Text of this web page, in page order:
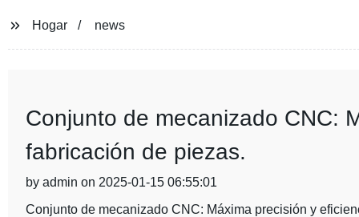
Hogar news
Conjunto de mecanizado CNC:
fabricación de piezas.
by admin on 2025-01-15 06:55:01
Conjunto de mecanizado CNC: Máxima precisión y